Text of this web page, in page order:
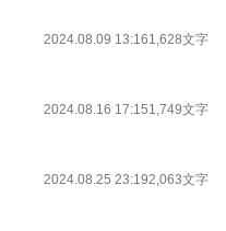
2024.08.09 13:161,628文字
2024.08.16 17:151,749文字
2024.08.25 23:192,063文字